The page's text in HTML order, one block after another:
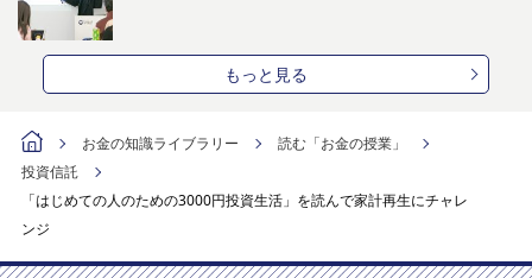
もっと見る
お金の知識ライブラリー
読む「お金の授業」
投資信託
「はじめての人のための3000円投資生活」を読んで家計再生にチャレ
ンジ